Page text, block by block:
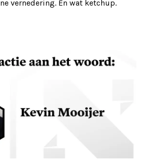
vernedering. En wat ketchup.